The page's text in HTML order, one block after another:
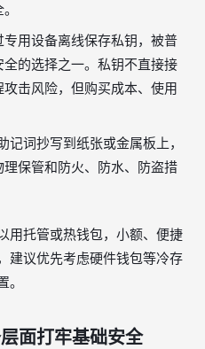
专用设备离线保存私钥，被普
的选择之一。私钥不直接接
击风险，但购买成本、使用
记词抄写到纸张或金属板上，
保管和防火、防水、防盗措
用托管或热钱包，小额、便捷
建议优先考虑硬件钱包等冷存
面打牢基础安全